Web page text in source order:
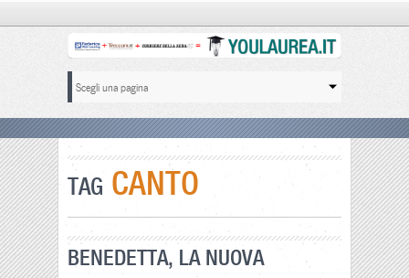
TAG CANTO
BENEDETTA, LA NUOVA